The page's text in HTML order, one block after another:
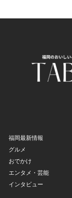
福岡最新情報
グルメ
おでかけ
エンタメ・芸能
インタビュー